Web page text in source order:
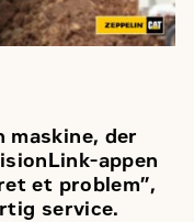
maskine, der
appen
et problem”,
service.